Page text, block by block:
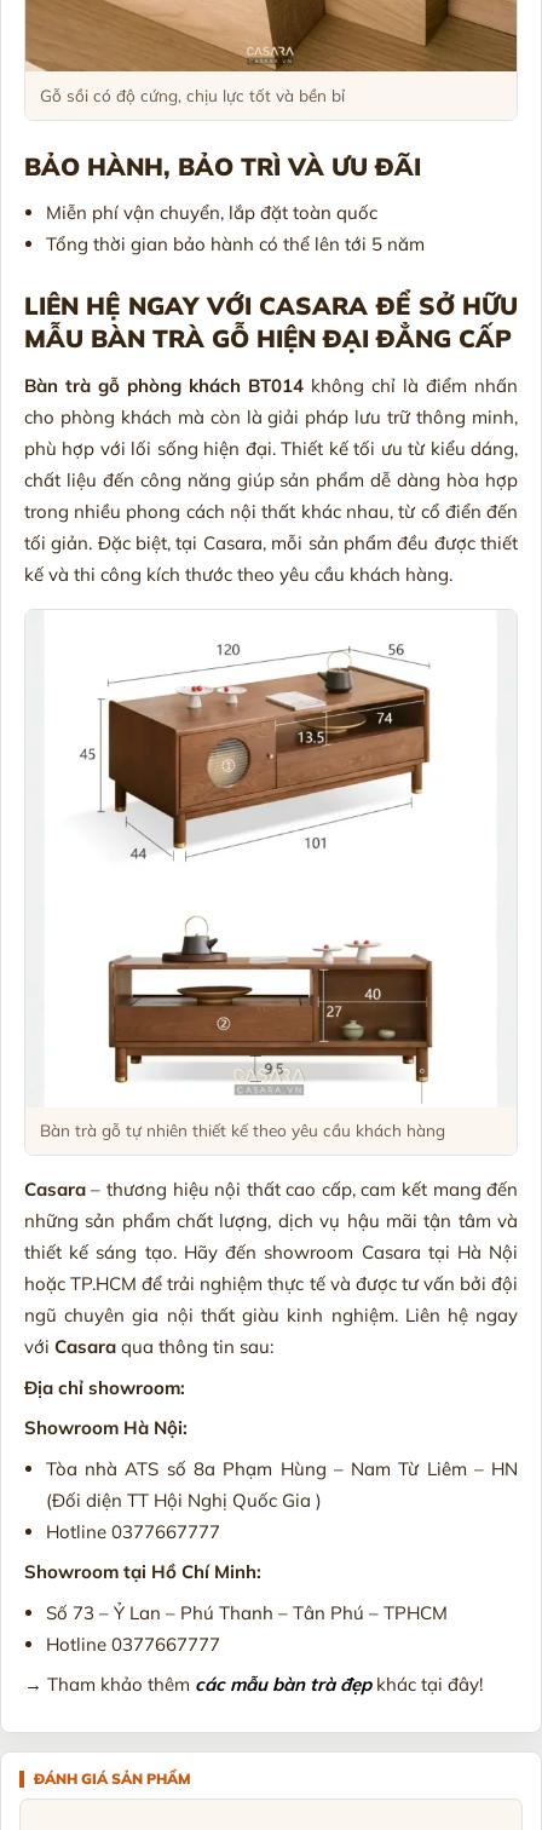
Gỗ sồi có độ cứng, chịu lực tốt và bền bỉ
BẢO HÀNH, BẢO TRÌ VÀ ƯU ĐÃI
Miễn phí vận chuyển, lắp đặt toàn quốc
Tổng thời gian bảo hành có thể lên tới 5 năm
LIÊN HỆ NGAY VỚI CASARA ĐỂ SỞ HỮU
MẪU BÀN TRÀ GỖ HIỆN ĐẠI ĐẲNG CẤP
Bàn trà gỗ phòng khách BT014 không chỉ là điểm nhấn
cho phòng khách mà còn là giải pháp lưu trữ thông minh,
phù hợp với lối sống hiện đại. Thiết kế tối ưu từ kiểu dáng,
chất liệu đến công năng giúp sản phẩm dễ dàng hòa hợp
trong nhiều phong cách nội thất khác nhau, từ cổ điển đến
tối giản. Đặc biệt, tại Casara, mỗi sản phẩm đều được thiết
kế và thi công kích thước theo yêu cầu khách hàng.
Bàn trà gỗ tự nhiên thiết kế theo yêu cầu khách hàng
Casara– thương hiệu nội thất cao cấp, cam kết mang đến
những sản phẩm chất lượng, dịch vụ hậu mãi tận tâm và
thiết kế sáng tạo. Hãy đến showroom Casara tại Hà Nội
hoặc TP.HCM để trải nghiệm thực tế và được tư vấn bởi đội
ngũ chuyên gia nội thất giàu kinh nghiệm. Liên hệ ngay
với Casaraqua thông tin sau:
Địa chỉ showroom:
Showroom Hà Nội:
Tòa nhà ATS số 8a Phạm Hùng – Nam Từ Liêm – HN
(Đối diện TT Hội Nghị Quốc Gia )
Hotline 0377667777
Showroom tại Hồ Chí Minh:
Số 73 – Ỷ Lan – Phú Thanh – Tân Phú – TPHCM
Hotline 0377667777
→ Tham khảo thêm các mẫu bàn trà đẹp khác tại đây!